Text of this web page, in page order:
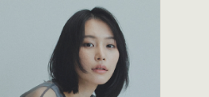
占い・診断
雰囲気